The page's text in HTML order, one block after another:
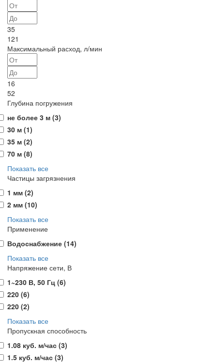
35
121
Максимальный расход, л/мин
16
52
Глубина погружения
не более 3 м (3)
30 м (1)
35 м (2)
70 м (8)
Показать все
Частицы загрязнения
1 мм (2)
2 мм (10)
Показать все
Применение
Водоснабжение (14)
Показать все
Напряжение сети, В
1~230 В, 50 Гц (6)
220 (6)
220 (2)
Показать все
Пропускная способность
1.08 куб. м/час (3)
1.5 куб. м/час (3)